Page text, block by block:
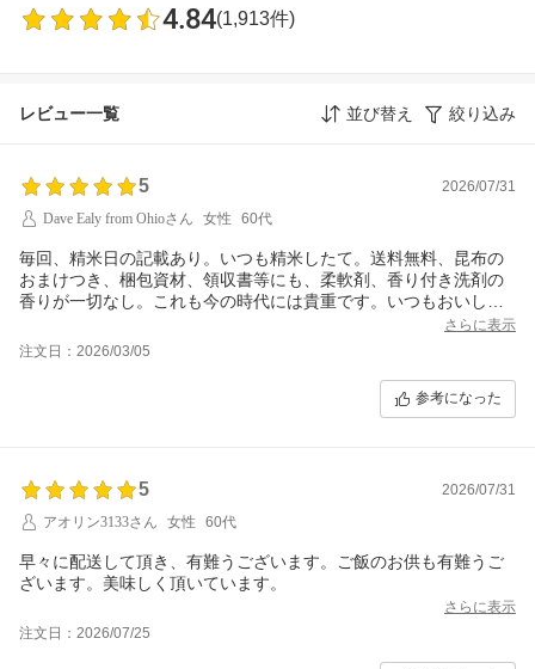
4.84(1,913件)
レビュー一覧 並び替え 絞り込み
5
2026/07/31
Dave Ealy from Ohioさん
女性 60代
毎回、精米日の記載あり。いつも精米したて。送料無料、昆布の
おまけつき、梱包資材、領収書等にも、柔軟剤、香り付き洗剤の
香りが一切なし。これも今の時代には貴重です。いつもおいしい
さらに表示
注文日：2026/03/05
参考になった
5
2026/07/31
アオリン3133さん
女性 60代
早々に配送して頂き、有難うございます。ご飯のお供も有難うご
ざいます。美味しく頂いています。
さらに表示
注文日：2026/07/25